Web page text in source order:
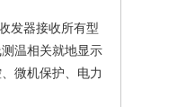
发器接收所有型
温相关就地显示
微机保护、电力